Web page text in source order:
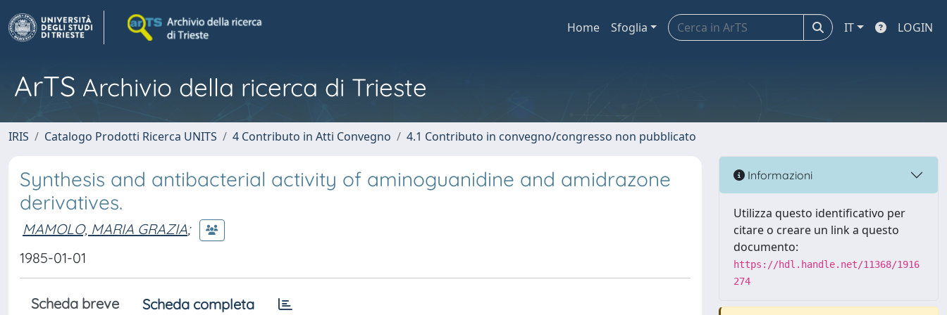
Home Sfoglia IT LOGIN
ArTS Archivio della ricerca di Trieste
IRIS Catalogo Prodotti Ricerca UNITS 4 Contributo in Atti Convegno 4.1 Contributo in convegno/congresso non pubblicato
Synthesis and antibacterial activity of aminoguanidine and amidrazone
derivatives.
MAMOLO, MARIA GRAZIA;
1985-01-01
Scheda breve Scheda completa
Informazioni
Utilizza questo identificativo per
citare o creare un link a questo
documento:
https://hdl.handle.net/11368/1916
274